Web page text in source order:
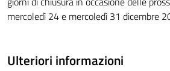
mercoledì 24 e mercoledì 31 dicembre
Ulteriori informazioni